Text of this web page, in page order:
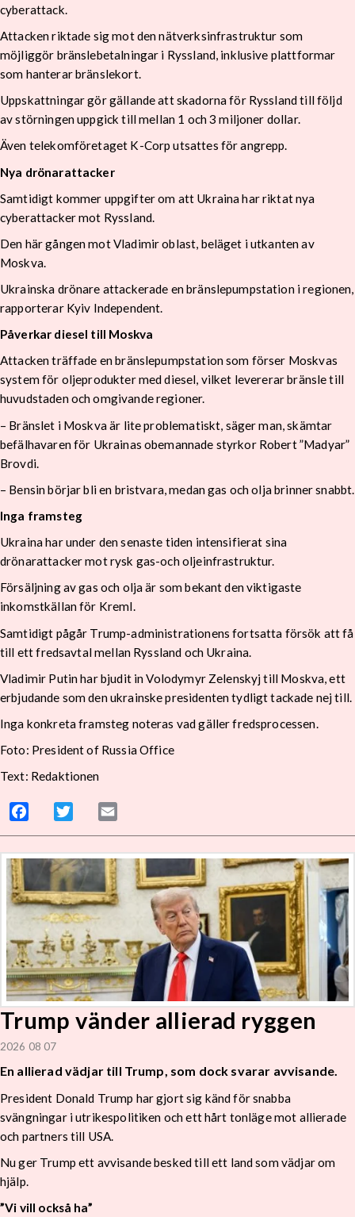
cyberattack.
Attacken riktade sig mot den nätverksinfrastruktur som
möjliggör bränslebetalningar i Ryssland, inklusive plattformar
som hanterar bränslekort.
Uppskattningar gör gällande att skadorna för Ryssland till följd
av störningen uppgick till mellan 1 och 3 miljoner dollar.
Även telekomföretaget K-Corp utsattes för angrepp.
Nya drönarattacker
Samtidigt kommer uppgifter om att Ukraina har riktat nya
cyberattacker mot Ryssland.
Den här gången mot Vladimir oblast, beläget i utkanten av
Moskva.
Ukrainska drönare attackerade en bränslepumpstation i regionen,
rapporterar Kyiv Independent.
Påverkar diesel till Moskva
Attacken träffade en bränslepumpstation som förser Moskvas
system för oljeprodukter med diesel, vilket levererar bränsle till
huvudstaden och omgivande regioner.
– Bränslet i Moskva är lite problematiskt, säger man, skämtar
befälhavaren för Ukrainas obemannade styrkor Robert ”Madyar”
Brovdi.
– Bensin börjar bli en bristvara, medan gas och olja brinner snabbt.
Inga framsteg
Ukraina har under den senaste tiden intensifierat sina
drönarattacker mot rysk gas-och oljeinfrastruktur.
Försäljning av gas och olja är som bekant den viktigaste
inkomstkällan för Kreml.
Samtidigt pågår Trump-administrationens fortsatta försök att få
till ett fredsavtal mellan Ryssland och Ukraina.
Vladimir Putin har bjudit in Volodymyr Zelenskyj till Moskva, ett
erbjudande som den ukrainske presidenten tydligt tackade nej till.
Inga konkreta framsteg noteras vad gäller fredsprocessen.
Foto: President of Russia Office
Text: Redaktionen
Facebook Twitter
Trump vänder allierad ryggen
2026 08 07
En allierad vädjar till Trump, som dock svarar avvisande.
President Donald Trump har gjort sig känd för snabba
svängningar i utrikespolitiken och ett hårt tonläge mot allierade
och partners till USA.
Nu ger Trump ett avvisande besked till ett land som vädjar om
hjälp.
”Vi vill också ha”